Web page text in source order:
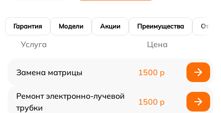
Гарантия Модели Акции Преимущества
Услуга Цена
Замена матрицы 1500 р
Ремонт электронно-лучевой
трубки
1500 р